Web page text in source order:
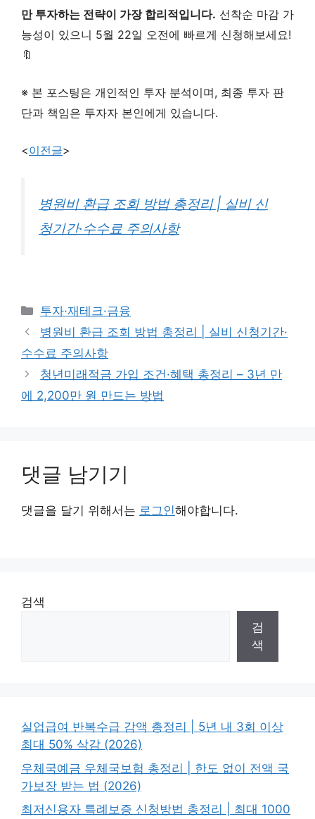
만 투자하는 전략이 가장 합리적입니다. 선착순 마감 가
능성이 있으니 5월 22일 오전에 빠르게 신청해보세요!
🔖
※ 본 포스팅은 개인적인 투자 분석이며, 최종 투자 판
단과 책임은 투자자 본인에게 있습니다.
<이전글>
병원비 환급 조회 방법 총정리 | 실비 신
청기간·수수료 주의사항
카
테
고
리
투자·재테크·금융
병원비 환급 조회 방법 총정리 | 실비 신청기간·
수수료 주의사항
청년미래적금 가입 조건·혜택 총정리 – 3년 만
에 2,200만 원 만드는 방법
댓글 남기기
댓글을 달기 위해서는 로그인해야합니다.
검색
검
색
실업급여 반복수급 감액 총정리 | 5년 내 3회 이상
최대 50% 삭감 (2026)
우체국예금 우체국보험 총정리 | 한도 없이 전액 국
가보장 받는 법 (2026)
최저신용자 특례보증 신청방법 총정리 | 최대 1000